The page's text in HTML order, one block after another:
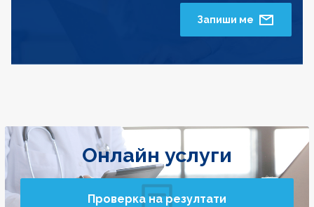
Запиши ме
Онлайн услуги
Проверка на резултати